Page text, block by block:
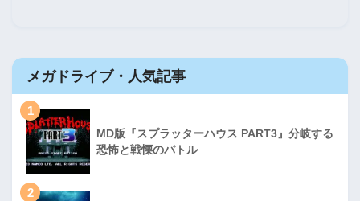
メガドライブ・人気記事
1
MD版『スプラッターハウス PART3』分岐する
恐怖と戦慄のバトル
2